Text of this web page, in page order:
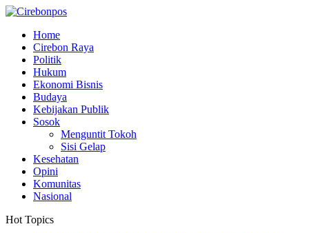
Home
Cirebon Raya
Politik
Hukum
Ekonomi Bisnis
Budaya
Kebijakan Publik
Sosok
Menguntit Tokoh
Sisi Gelap
Kesehatan
Opini
Komunitas
Nasional
Hot Topics